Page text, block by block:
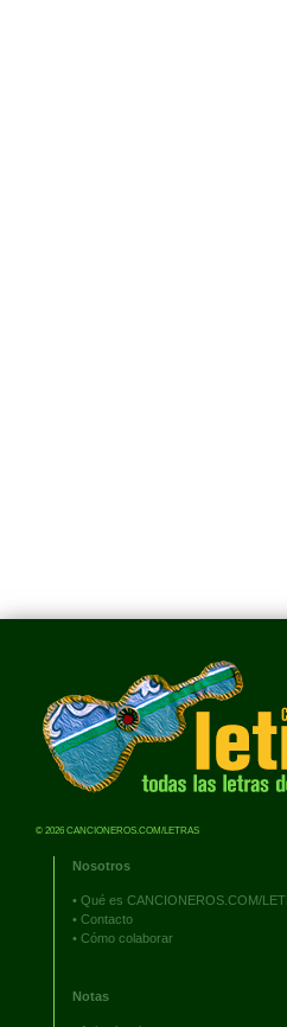
© 2026 CANCIONEROS.COM/LETRAS
Nosotros
• Qué es CANCIONEROS.COM/
• Contacto
• Cómo colaborar
Notas